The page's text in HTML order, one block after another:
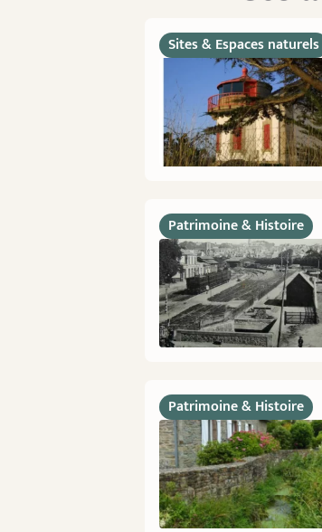
Sites & Espaces naturels
Patrimoine & Histoire
Patrimoine & Histoire